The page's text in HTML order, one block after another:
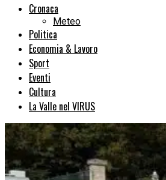
Cronaca
Meteo
Politica
Economia & Lavoro
Sport
Eventi
Cultura
La Valle nel VIRUS